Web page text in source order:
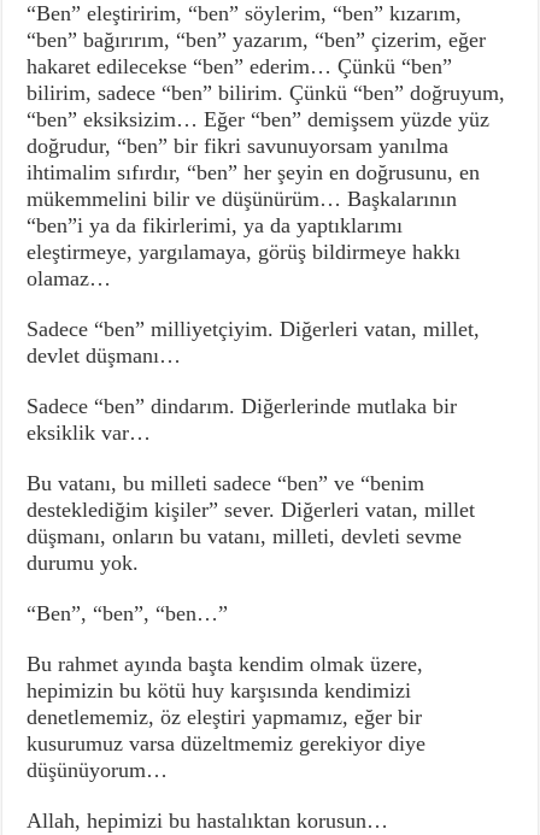
“Ben” eleştiririm, “ben” söylerim, “ben” kızarım,
“ben” bağırırım, “ben” yazarım, “ben” çizerim, eğer
hakaret edilecekse “ben” ederim… Çünkü “ben”
bilirim, sadece “ben” bilirim. Çünkü “ben” doğruyum,
“ben” eksiksizim… Eğer “ben” demişsem yüzde yüz
doğrudur, “ben” bir fikri savunuyorsam yanılma
ihtimalim sıfırdır, “ben” her şeyin en doğrusunu, en
mükemmelini bilir ve düşünürüm… Başkalarının
“ben”i ya da fikirlerimi, ya da yaptıklarımı
eleştirmeye, yargılamaya, görüş bildirmeye hakkı
olamaz…
Sadece “ben” milliyetçiyim. Diğerleri vatan, millet,
devlet düşmanı…
Sadece “ben” dindarım. Diğerlerinde mutlaka bir
eksiklik var…
Bu vatanı, bu milleti sadece “ben” ve “benim
desteklediğim kişiler” sever. Diğerleri vatan, millet
düşmanı, onların bu vatanı, milleti, devleti sevme
durumu yok.
“Ben”, “ben”, “ben…”
Bu rahmet ayında başta kendim olmak üzere,
hepimizin bu kötü huy karşısında kendimizi
denetlememiz, öz eleştiri yapmamız, eğer bir
kusurumuz varsa düzeltmemiz gerekiyor diye
düşünüyorum…
Allah, hepimizi bu hastalıktan korusun…